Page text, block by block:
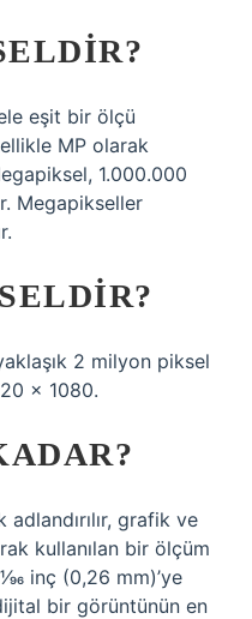
eşit bir ölçü
MP olarak
1.000.000
Megapikseller
2 milyon piksel
x 1080.
grafik ve
kullanılan bir ölçüm
inç (0,26 mm)’ye
bir görüntünün en